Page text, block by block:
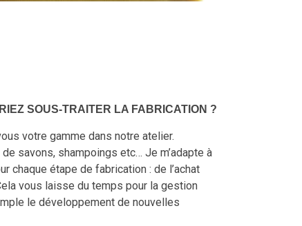
SOUS-TRAITER LA FABRICATION ?
votre gamme dans notre atelier.
savons, shampoings etc… Je m’adapte à
chaque étape de fabrication : de l’achat
vous laisse du temps pour la gestion
le développement de nouvelles